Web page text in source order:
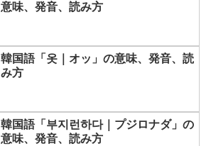
意味、発音、読み方
韓国語「옷｜オッ」の意味、発音、読
み方
韓国語「부지런하다｜プジロナダ」の
意味、発音、読み方